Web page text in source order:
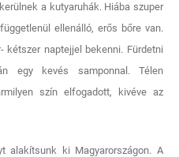
a kutyaruhák. Hiába szuper
ellenálló, erős bőre van.
kétszer naptejjel bekenni. Fürdetni
egy kevés samponnal. Télen
szín elfogadott, kivéve az
alakítsunk ki Magyarországon. A